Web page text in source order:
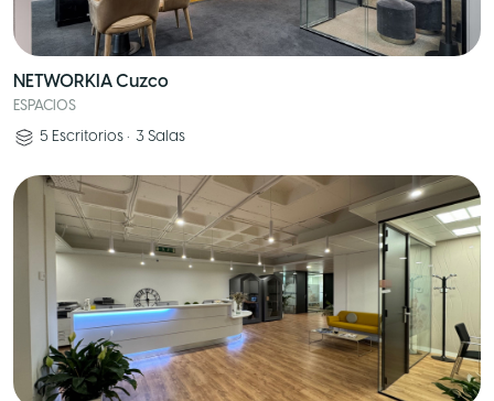
NETWORKIA Cuzco
ESPACIOS
5 Escritorios • 3 Salas